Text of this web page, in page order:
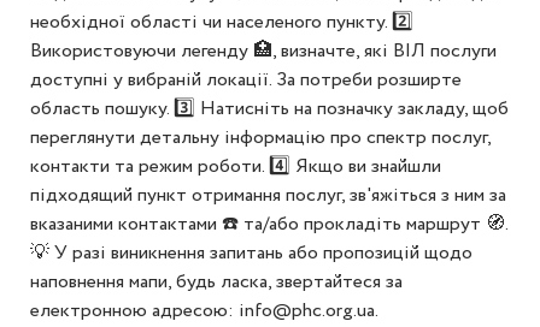
необхідної області чи населеного пункту. 2️⃣
Використовуючи легенду 🏥, визначте, які ВІЛ послуги
доступні у вибраній локації. За потреби розширте
область пошуку. 3️⃣ Натисніть на позначку закладу, щоб
переглянути детальну інформацію про спектр послуг,
контакти та режим роботи. 4️⃣ Якщо ви знайшли
підходящий пункт отримання послуг, зв'яжіться з ним за
вказаними контактами ☎️ та/або прокладіть маршрут 🧭.
💡 У разі виникнення запитань або пропозицій щодо
наповнення мапи, будь ласка, звертайтеся за
електронною адресою: info@phc.org.ua.